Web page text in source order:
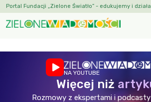
Portal Fundacji „Zielone Światło” - edukujemy i
NA YOUTUBE
Więcej niż
Rozmowy z ekspertami i podcasty